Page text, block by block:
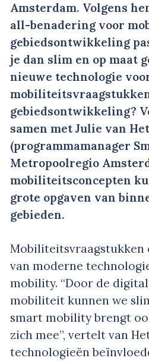
Amsterdam. Volgens
all-benadering voor
gebiedsontwikkeling
je dan slim en op maat
nieuwe technologie
gebiedsontwikkeling?
samen met Julie van
(programmamanager
Metropoolregio
mobiliteitsconcepten
grote opgaven van
gebieden.
Mobiliteitsvraagstukken
van moderne
mobility. “Door de
mobiliteit kunnen we
smart mobility brengt
zich mee”, vertelt van
technologieën